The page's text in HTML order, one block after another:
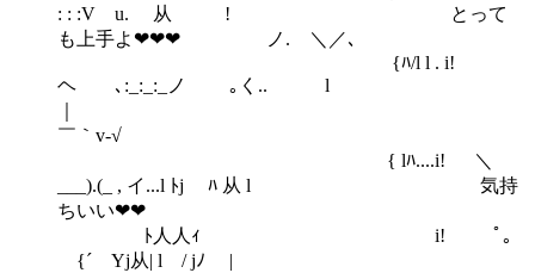
: : :V u. 从 ! とって
も上手よ❤❤❤ ノ. ＼／､
{ﾊ/l l . i!
ヘ ゝ､:_:_:_ノ ｡く.. l
￣｀v-√
{ lﾊ....i! ＼
___).(_ , イ...l ﾄj ﾊ 从 l 気持
ちいい❤❤
ﾄ人人ｨ i! ﾟ｡
{´ Yj从| l / jﾉ |